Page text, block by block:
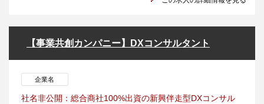
【事業共創カンパニー】DXコンサルタント
企業名
社名非公開：総合商社100%出資の新興伴走型DXコンサル